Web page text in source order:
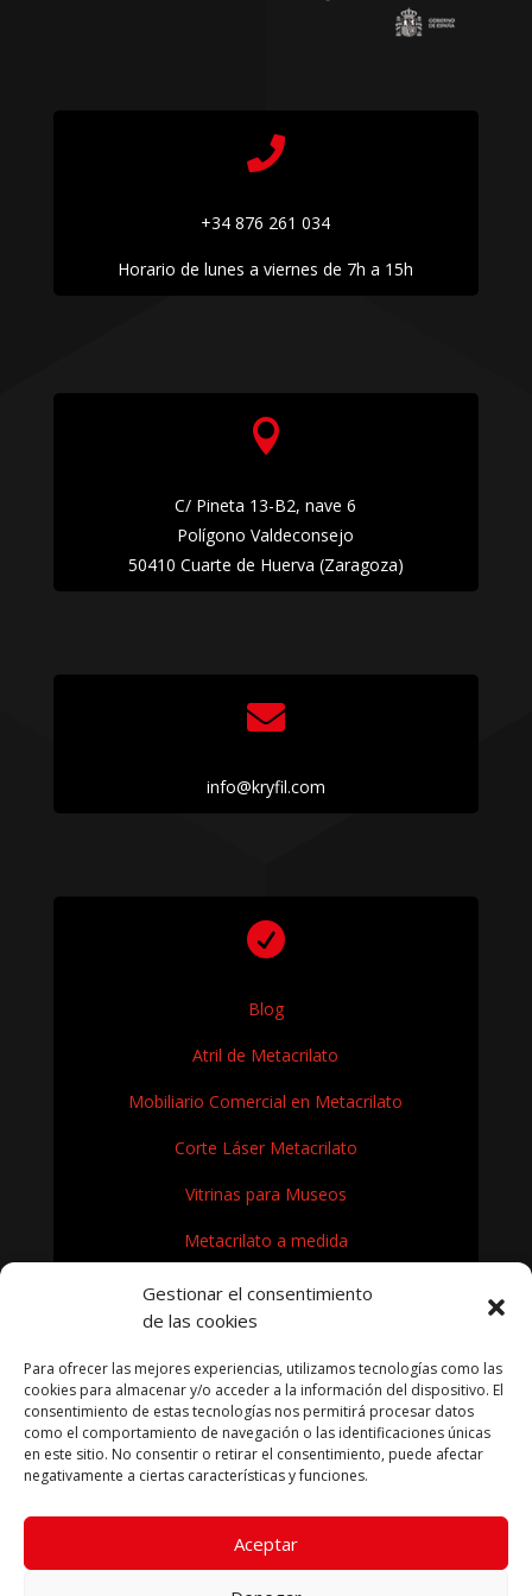
Gestionar el consentimiento
de las cookies
Para ofrecer las mejores experiencias, utilizamos tecnologías como las
cookies para almacenar y/o acceder a la información del dispositivo. El
consentimiento de estas tecnologías nos permitirá procesar datos
como el comportamiento de navegación o las identificaciones únicas
en este sitio. No consentir o retirar el consentimiento, puede afectar
negativamente a ciertas características y funciones.
Aceptar

+34 876 261 034
Horario de lunes a viernes de 7h a 15h

C/ Pineta 13-B2, nave 6
Polígono Valdeconsejo
50410 Cuarte de Huerva (Zaragoza)

info@kryfil.com

Blog
Atril de Metacrilato
Mobiliario Comercial en Metacrilato
Corte Láser Metacrilato
Vitrinas para Museos
Metacrilato a medida
Rótulos en Metacrilato
Expositores de metacrilato para museos
¿Cómo se fabrica el metacrilato?
KRYFIL METACRILATO SL 2026
Política de privacidad